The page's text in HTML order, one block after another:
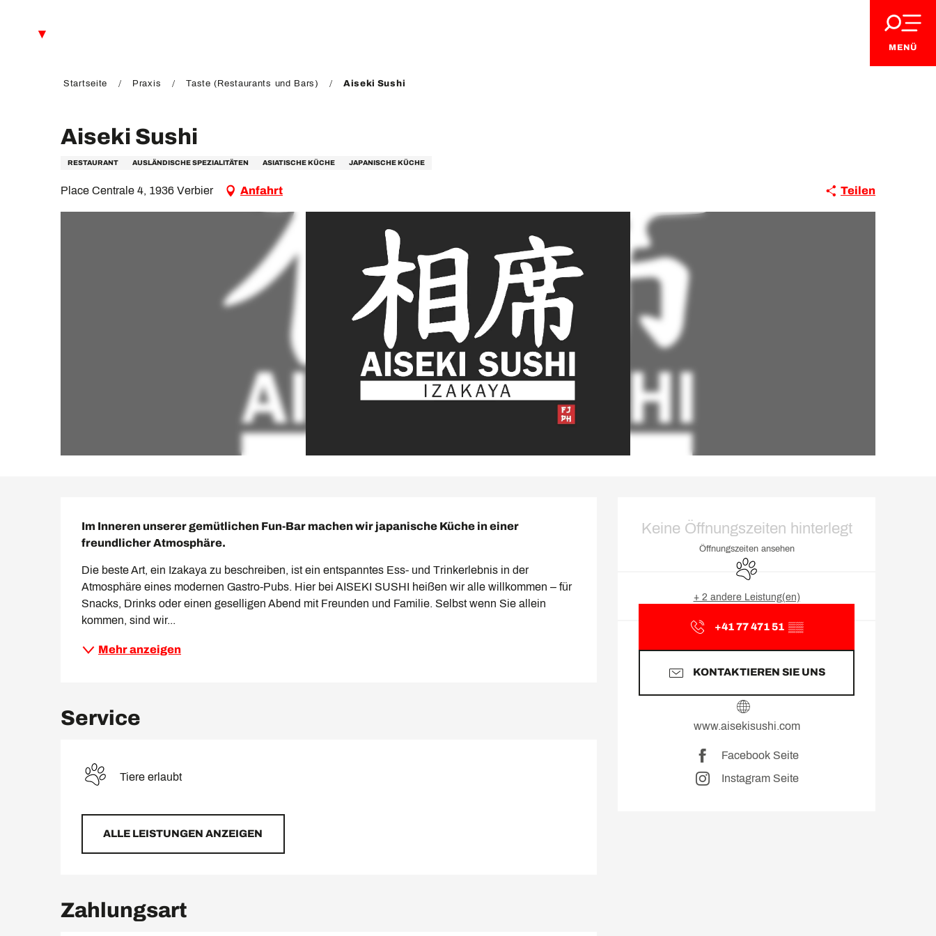
MENÜ
Startseite Praxis Taste (Restaurants und Bars) Aiseki Sushi
Aiseki Sushi
RESTAURANT AUSLÄNDISCHE SPEZIALITÄTEN ASIATISCHE KÜCHE JAPANISCHE KÜCHE
Place Centrale 4, 1936 Verbier Anfahrt Teilen
Öffnungszeiten &
Keine Öffnungszeiten hinterlegt
Öffnungszeiten ansehen
Tiere erlaubt
+ 2 andere Leistung(en)
+41 77 471 51 ▒▒
KONTAKTIEREN SIE UNS
www.aisekisushi.com
Facebook Seite
Instagram Seite
Im Inneren unserer gemütlichen Fun-Bar machen wir japanische Küche in einer
freundlicher Atmosphäre.
Die beste Art, ein Izakaya zu beschreiben, ist ein entspanntes Ess- und Trinkerlebnis in der
Atmosphäre eines modernen Gastro-Pubs. Hier bei AISEKI SUSHI heißen wir alle willkommen – für
Snacks, Drinks oder einen geselligen Abend mit Freunden und Familie. Selbst wenn Sie allein
kommen, sind wir...
Mehr anzeigen
Service
Tiere erlaubt
ALLE LEISTUNGEN ANZEIGEN
Zahlungsart